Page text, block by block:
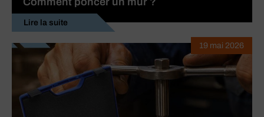
Lire la suite
19 mai 2026